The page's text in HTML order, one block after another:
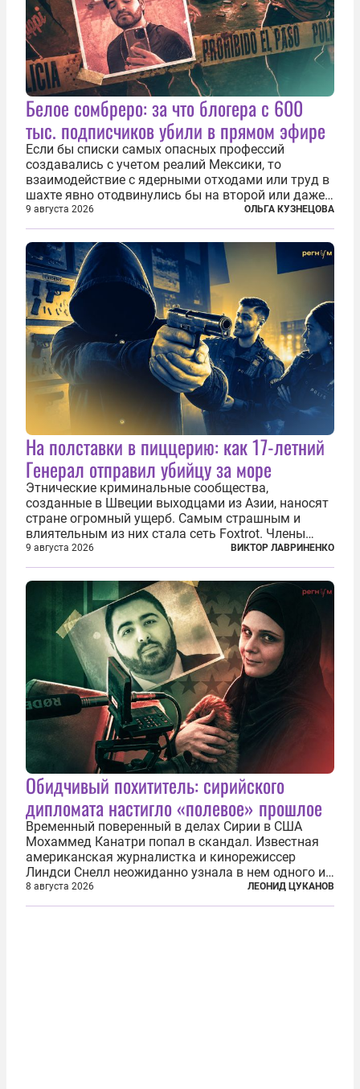
Белое сомбреро: за что блогера с 600
тыс. подписчиков убили в прямом эфире
Если бы списки самых опасных профессий
создавались с учетом реалий Мексики, то
взаимодействие с ядерными отходами или труд в
шахте явно отодвинулись бы на второй или даже
третий план. А вот блогерам, журналистам и
музыкантам пришлось бы выйти вперед. В
Кульякане, столице штата Синалоа, прямо во...
9 августа 2026 ОЛЬГА КУЗНЕЦОВА
На полставки в пиццерию: как 17-летний
Генерал отправил убийцу за море
Этнические криминальные сообщества,
созданные в Швеции выходцами из Азии, наносят
стране огромный ущерб. Самым страшным и
влиятельным из них стала сеть Foxtrot. Члены
этой сети не только убивают и грабят шведов,
подсаживают их на наркотики, но и совершают
нечто еще даже более страшное — массово...
9 августа 2026 ВИКТОР ЛАВРИНЕНКО
Обидчивый похититель: сирийского
дипломата настигло «полевое» прошлое
Временный поверенный в делах Сирии в США
Мохаммед Канатри попал в скандал. Известная
американская журналистка и кинорежиссер
Линдси Снелл неожиданно узнала в нем одного из
бандитов, похитивших ее в сирийском Алеппо в
2016 году. Журналистка убеждена, что Канатри, в
8 августа 2026 ЛЕОНИД ЦУКАНОВ